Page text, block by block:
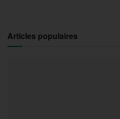
Articles populaires